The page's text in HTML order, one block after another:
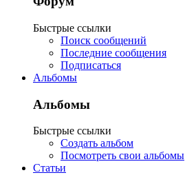
Быстрые ссылки
Поиск сообщений
Последние сообщения
Подписаться
Альбомы
Альбомы
Быстрые ссылки
Создать альбом
Посмотреть свои альбомы
Статьи